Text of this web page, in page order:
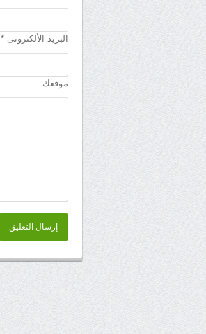
البريد الألكترونى *
موقعك
إرسال التعليق